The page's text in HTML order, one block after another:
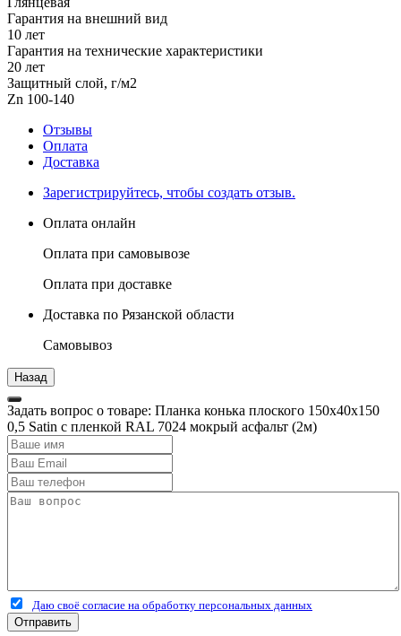
Гарантия на внешний вид
10 лет
Гарантия на технические характеристики
20 лет
Защитный слой, г/м2
Zn 100-140
Отзывы
Оплата
Доставка
Зарегистрируйтесь, чтобы создать отзыв.
Оплата онлайн
Оплата при самовывозе
Оплата при доставке
Доставка по Рязанской области
Самовывоз
Задать вопрос о товаре: Планка конька плоского 150х40х150
0,5 Satin с пленкой RAL 7024 мокрый асфальт (2м)
Даю своё согласие на обработку персональных данных
Отправить